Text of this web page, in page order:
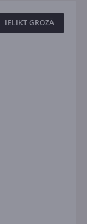
IELIKT GROZĀ